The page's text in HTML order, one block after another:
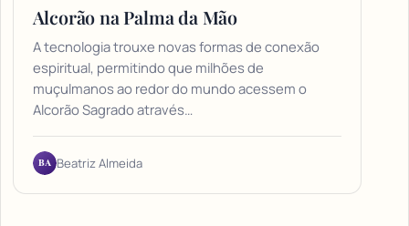
Alcorão na Palma da Mão
A tecnologia trouxe novas formas de conexão
espiritual, permitindo que milhões de
muçulmanos ao redor do mundo acessem o
Alcorão Sagrado através…
BA Beatriz Almeida